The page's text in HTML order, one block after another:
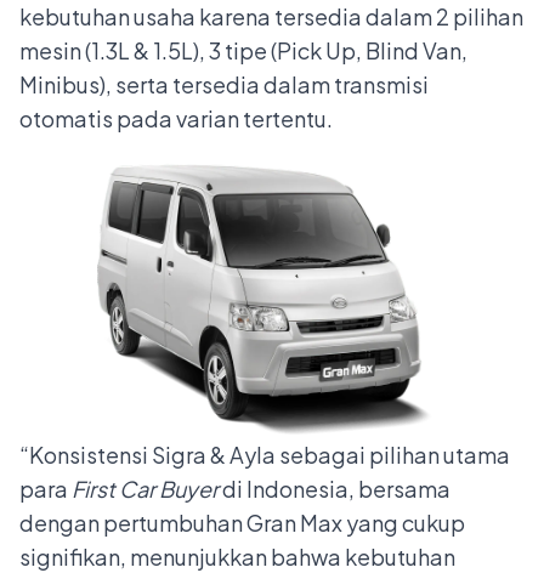
kebutuhan usaha karena tersedia dalam 2 pilihan
mesin (1.3L & 1.5L), 3 tipe (Pick Up, Blind Van,
Minibus), serta tersedia dalam transmisi
otomatis pada varian tertentu.
“Konsistensi Sigra & Ayla sebagai pilihan utama
para First Car Buyerdi Indonesia, bersama
dengan pertumbuhan Gran Max yang cukup
signifikan, menunjukkan bahwa kebutuhan